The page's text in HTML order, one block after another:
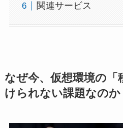
関連サービス
なぜ今、仮想環境の「
けられない課題なのか